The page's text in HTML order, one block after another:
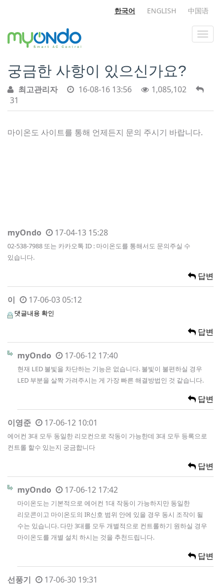
한국어 ENGLISH 中国语
궁금한 사항이 있으신가요?
최고관리자 16-08-16 13:56
1,085,102
31
마이온도 사이트를 통해 언제든지 문의 주시기 바랍니다.
myOndo 17-04-13 15:28
02-538-7988 또는 카카오톡 ID : 마이온도를 통해서도 문의주실 수
있습니다.
답변
이 17-06-03 05:12
댓글내용 확인
답변
myOndo 17-06-12 17:40
현재 LED 불빛을 차단하는 기능은 없습니다. 불빛이 불편하실 경우
LED 부분을 살짝 가려주시는 게 가장 빠른 해결방법인 것 같습니다.
답변
이영준 17-06-12 10:01
에어컨 3대 모두 동일한 리모컨으로 작동이 가능한데 3대 모두 등록으로
컨트롤 할수 있는지 궁금합니다
답변
myOndo 17-06-12 17:42
마이온도는 기본적으로 에어컨 1대 작동이 가능하지만 동일한
리모콘이고 마이온도의 IR신호 범위 안에 있을 경우 동시 조작이 될
수는 있습니다. 다만 3대를 모두 개별적으로 컨트롤하기 원하실 경우
마이온도를 개별 설치 하시는 것을 추천드립니다.
답변
선풍기 17-06-30 19:31